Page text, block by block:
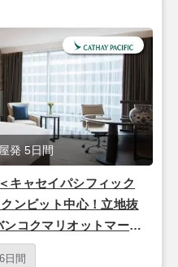
キャセイパシフィック
ンビット中心！立地抜
コクマリオットマーキ
ク4泊5日
発 5日間
6日間